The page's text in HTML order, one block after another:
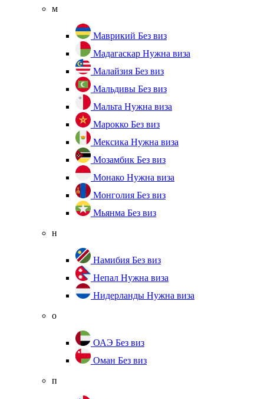
м
Маврикий Без виз
Мадагаскар Нужна виза
Малайзия Без виз
Мальдивы Без виз
Мальта Нужна виза
Марокко Без виз
Мексика Нужна виза
Мозамбик Без виз
Монако Нужна виза
Монголия Без виз
Мьянма Без виз
н
Намибия Без виз
Непал Нужна виза
Нидерланды Нужна виза
о
ОАЭ Без виз
Оман Без виз
п